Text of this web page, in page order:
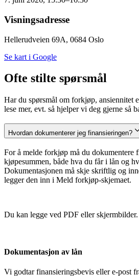
Visningsadresse
Hellerudveien 69A, 0684 Oslo
Se kart i Google
Ofte stilte spørsmål
Har du spørsmål om forkjøp, ansiennitet
lese mer, evt. så hjelper vi deg gjerne så
Hvordan dokumenterer jeg finansieringen?
For å melde forkjøp må du dokumentere
kjøpesummen, både hva du får i lån og
Dokumentasjonen må skje skriftlig og
legger den inn i Meld forkjøp-skjemaet.
Du kan legge ved PDF eller skjermbilder.
Dokumentasjon av lån
Vi godtar finansieringsbevis eller e-post